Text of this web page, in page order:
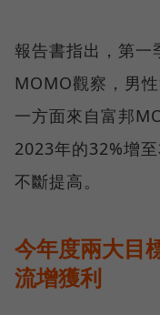
報告書指出，第一
MOMO觀察，男
一方面來自富邦
2023年的32%增
不斷提⾼。
今年度兩大目
流增獲利